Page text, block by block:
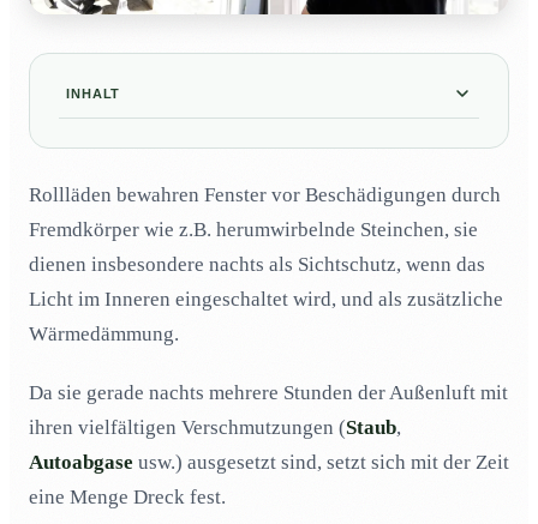
INHALT
Wann sollte der Rollladen gereinigt werden?
02Wie gehe ich bei der Rollladen-Reinigung am besten
Wie mache ich mir die Reinigung von Rollläden
Rollläden reinigen lassen?
06Was ist der Unterschied zwischen einem Rollladen,
einer Jalousie oder Markise?
Rollläden?
Rollläden bewahren Fenster vor Beschädigungen durch
Fremdkörper wie z.B. herumwirbelnde Steinchen, sie
dienen insbesondere nachts als Sichtschutz, wenn das
Licht im Inneren eingeschaltet wird, und als zusätzliche
Wärmedämmung.
Da sie gerade nachts mehrere Stunden der Außenluft mit
ihren vielfältigen Verschmutzungen (Staub,
Autoabgase usw.) ausgesetzt sind, setzt sich mit der Zeit
eine Menge Dreck fest.